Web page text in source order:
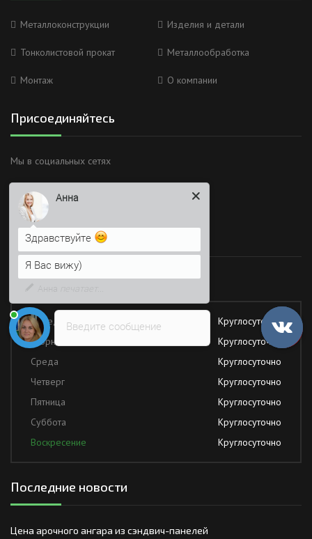
Металлоконструкции Изделия и детали
Тонколистовой прокат Металлообработка
Монтаж О компании
Присоединяйтесь
Мы в социальных сетях
Время работы
Работаем без обеда и выходных
Понедельник
Круглосуточно
Вторник
Круглосуточно
Среда
Круглосуточно
Четверг
Круглосуточно
Пятница
Круглосуточно
Суббота
Круглосуточно
Воскресение
Круглосуточно
Последние новости
Цена арочного ангара из сэндвич-панелей
Введите сообщение
Анна
Здравствуйте
Я Вас вижу)
Напишите сюда свой вопрос.
Возможно, его решение будет
быстрее